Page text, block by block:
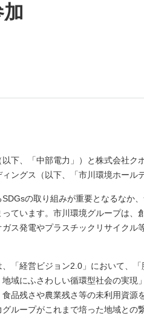
ウを開きます）
ご質問・お問い合わせ
下、「中部電力」）と株式会社
ングス（以下、「市川環境ホール
の取り組みが重要となるなか
ています。市川環境グループは
ス発電やプラスチックリサイク
「経営ビジョン2.0」において、
地域にふさわしい循環型社会の実
品残さや農業残さ等の未利用資
ループがこれまで培った地域と